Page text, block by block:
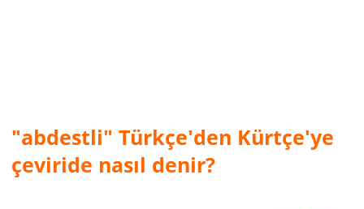
"abdestli" Türkçe'den Kürtçe'ye
çeviride nasıl denir?